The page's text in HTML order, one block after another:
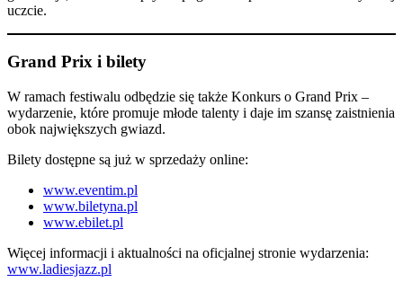
uczcie.
Grand Prix i bilety
W ramach festiwalu odbędzie się także Konkurs o Grand Prix –
wydarzenie, które promuje młode talenty i daje im szansę zaistnienia
obok największych gwiazd.
Bilety dostępne są już w sprzedaży online:
www.eventim.pl
www.biletyna.pl
www.ebilet.pl
Więcej informacji i aktualności na oficjalnej stronie wydarzenia:
www.ladiesjazz.pl